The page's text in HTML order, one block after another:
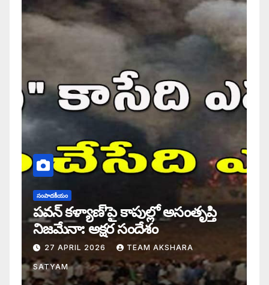
సంపాదకీయం
పవన్ కళ్యాణ్’పై కాపుల్లో అసంతృప్తి
నిజమేనా: అక్షర సందేశం
27 APRIL 2026 TEAM AKSHARA
SATYAM